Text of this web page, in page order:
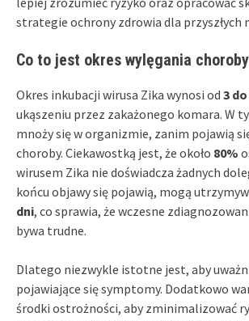
strategie ochrony zdrowia dla przyszłych
Co to jest okres wylęgania
Okres inkubacji wirusa Zika wynosi od 3
ukąszeniu przez zakażonego komara. W
mnoży się w organizmie, zanim pojawią
choroby. Ciekawostką jest, że około 80%
wirusem Zika nie doświadcza żadnych
końcu objawy się pojawią, mogą
dni, co sprawia, że wczesne
bywa trudne.
Dlatego niezwykle istotne jest, aby
pojawiające się symptomy. Dodatkowo
środki ostrożności, aby zminimalizować